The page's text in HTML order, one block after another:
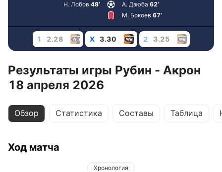
Н. Лобов 48’ А. Дзюба 62’
М. Бокоев 67’
1 2.28 X 3.30 2 3.25
Результаты игры Рубин - Акрон
18 апреля 2026
Обзор Статистика Составы Таблица
Ход матча
Хронология